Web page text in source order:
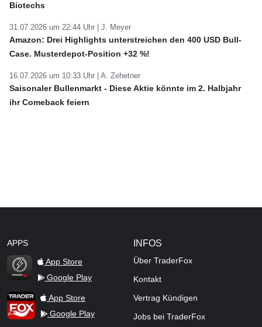
Biotechs
31.07.2026 um 22:44 Uhr | J. Meyer
Amazon: Drei Highlights unterstreichen den 400 USD Bull-
Case. Musterdepot-Position +32 %!
16.07.2026 um 10:33 Uhr | A. Zehetner
Saisonaler Bullenmarkt - Diese Aktie könnte im 2. Halbjahr
ihr Comeback feiern
APPS
TraderFox Flash
App Store
Google Play
TraderFox AppApp Store
Google Play
INFOS
Über TraderFox
Kontakt
Vertrag Kündigen
Jobs bei TraderFox